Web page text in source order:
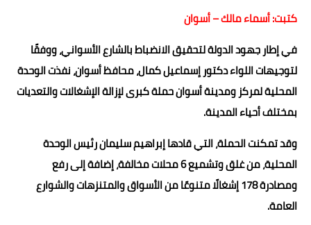
كتبت: أسماء مالك – أسوان
في إطار جهود الدولة لتحقيق الانضباط بالشارع الأسواني، ووفقًا
لتوجيهات اللواء دكتور إسماعيل كمال، محافظ أسوان، نفذت الوحدة
المحلية لمركز ومدينة أسوان حملة كبرى لإزالة الإشغالات والتعديات
بمختلف أحياء المدينة.
وقد تمكنت الحملة، التي قادها إبراهيم سليمان رئيس الوحدة
المحلية، من غلق وتشميع 6 محلات مخالفة، إضافة إلى رفع
ومصادرة 178 إشغالًا متنوعًا من الأسواق والمتنزهات والشوارع
العامة.